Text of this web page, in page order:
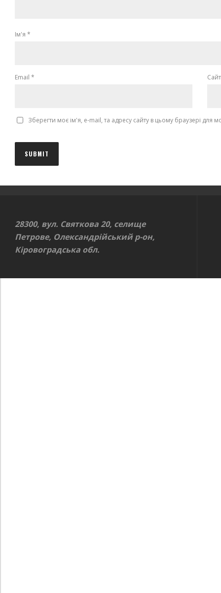
Ім'я *
Email * Сайт
Зберегти моє ім'я, e-mail, та адресу сайту в цьому браузері для
28300, вул. Святкова 20, селище
Петрове, Олександрійський р-он,
Кіровоградська обл.